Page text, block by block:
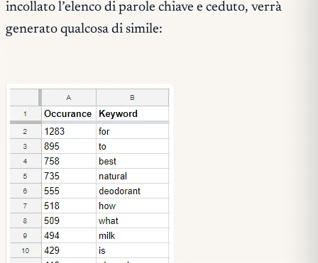
incollato l’elenco di parole chiave e ceduto, verrà
generato qualcosa di simile: